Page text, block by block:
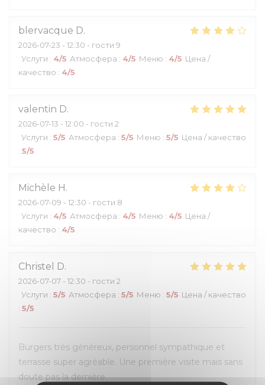
blervacque D
2026-07-23 - 12:30 - гости 9
Услуги : 4/5 Атмосфера : 4/5 Меню : 4/5 Цена /
качество : 4/5
valentin D
2026-07-13 - 12:00 - гости 2
Услуги : 5/5 Атмосфера : 5/5 Меню : 5/5 Цена / качество
: 5/5
Michèle H
2026-07-09 - 12:30 - гости 8
Услуги : 4/5 Атмосфера : 4/5 Меню : 4/5 Цена /
качество : 4/5
Christel D
2026-07-07 - 12:30 - гости 2
Услуги : 5/5 Атмосфера : 5/5 Меню : 5/5 Цена / качество
: 5/5
Burgers très généreux, personnel sympathique et
terrasse super agréable. Une première visite mais sans
doute pas la dernière.